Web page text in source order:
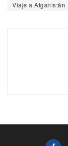
Viaje a Afganistán